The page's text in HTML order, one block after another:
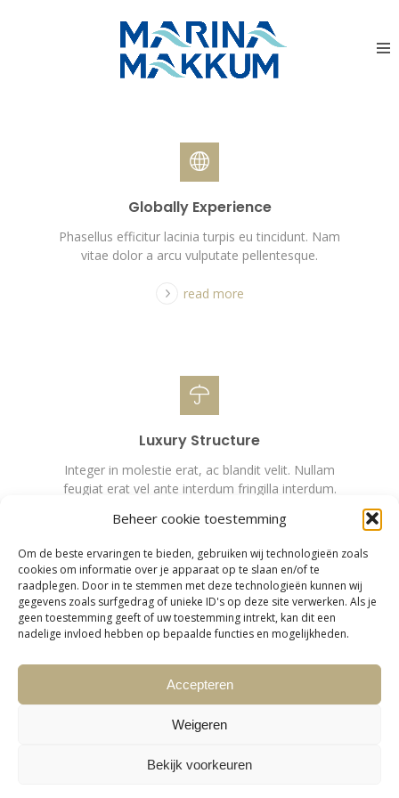
Beheer cookie toestemming
Om de beste ervaringen te bieden, gebruiken wij technologieën zoals
cookies om informatie over je apparaat op te slaan en/of te
raadplegen. Door in te stemmen met deze technologieën kunnen wij
gegevens zoals surfgedrag of unieke ID's op deze site verwerken. Als je
geen toestemming geeft of uw toestemming intrekt, kan dit een
nadelige invloed hebben op bepaalde functies en mogelijkheden.
Accepteren
Weigeren
Bekijk voorkeuren
Globally Experience
Phasellus efficitur lacinia turpis eu tincidunt. Nam
vitae dolor a arcu vulputate pellentesque.
read more
Luxury Structure
Integer in molestie erat, ac blandit velit. Nullam
feugiat erat vel ante interdum fringilla interdum.
read more
Duis finibus leo sem, in aliquam eros elementum
scelerisque! Nullam interdum molestie velit, vitae